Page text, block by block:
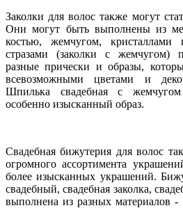
Заколки для волос также могут
Они могут быть выполнены из
костью, жемчугом, кристаллами
стразами (заколки с жемчугом)
разные прически и образы,
всевозможными цветами и
Шпилька свадебная с
особенно изысканный образ.
Свадебная бижутерия для волос
огромного ассортимента
более изысканных украшений.
свадебный, свадебная заколка,
выполнена из разных материалов